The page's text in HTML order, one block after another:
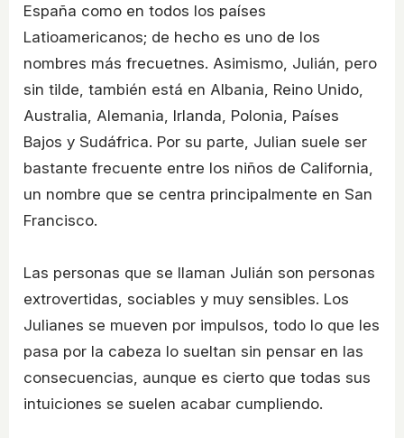
España como en todos los países
Latioamericanos; de hecho es uno de los
nombres más frecuetnes. Asimismo, Julián, pero
sin tilde, también está en Albania, Reino Unido,
Australia, Alemania, Irlanda, Polonia, Países
Bajos y Sudáfrica. Por su parte, Julian suele ser
bastante frecuente entre los niños de California,
un nombre que se centra principalmente en San
Francisco.
Las personas que se llaman Julián son personas
extrovertidas, sociables y muy sensibles. Los
Julianes se mueven por impulsos, todo lo que les
pasa por la cabeza lo sueltan sin pensar en las
consecuencias, aunque es cierto que todas sus
intuiciones se suelen acabar cumpliendo.